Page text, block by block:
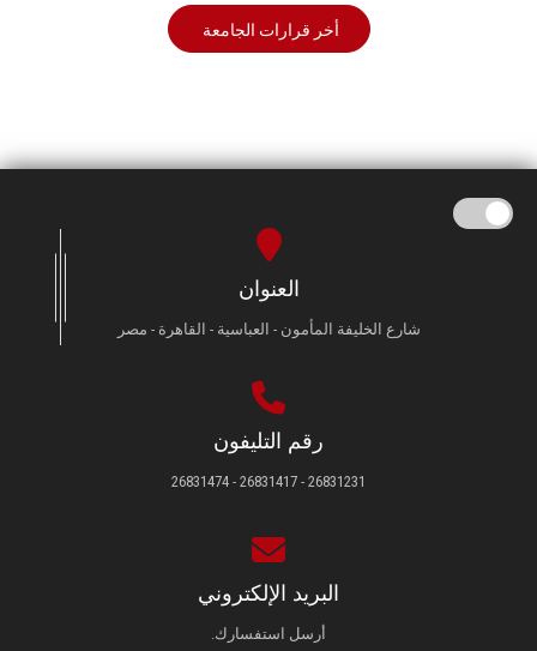
أخر قرارات الجامعة
العنوان
شارع الخليفة المأمون - العباسية - القاهرة - مصر
رقم التليفون
26831231 - 26831417 - 26831474
البريد الإلكتروني
أرسل استفسارك.